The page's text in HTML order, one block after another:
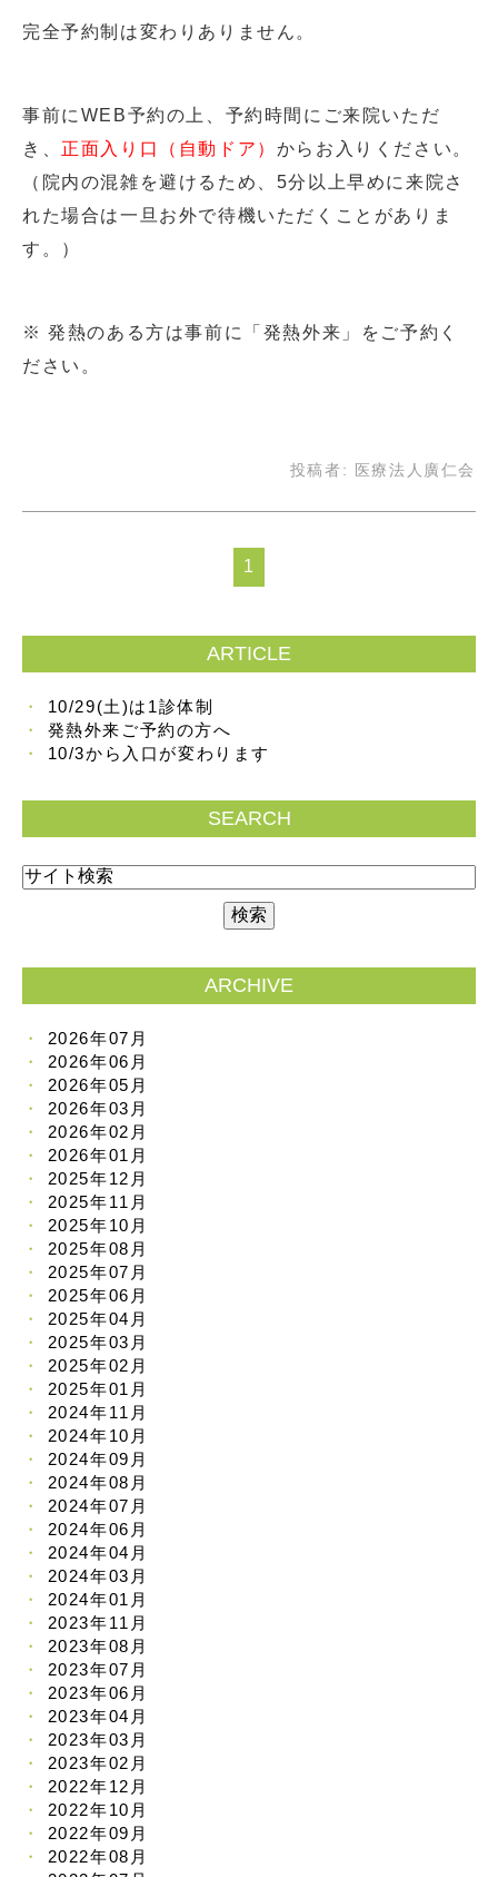
完全予約制は変わりありません。
事前にWEB予約の上、予約時間にご来院いただ
き、 正面入り口（自動ドア） からお入りください。
（院内の混雑を避けるため、5分以上早めに来院さ
れた場合は一旦お外で待機いただくことがありま
す。）
※ 発熱のある方は事前に「発熱外来」をご予約く
ださい。
投稿者: 医療法人廣仁会
1
ARTICLE
10/29(土)は1診体制
発熱外来ご予約の方へ
10/3から入口が変わります
SEARCH
ARCHIVE
2026年07月
2026年06月
2026年05月
2026年03月
2026年02月
2026年01月
2025年12月
2025年11月
2025年10月
2025年08月
2025年07月
2025年06月
2025年04月
2025年03月
2025年02月
2025年01月
2024年11月
2024年10月
2024年09月
2024年08月
2024年07月
2024年06月
2024年04月
2024年03月
2024年01月
2023年11月
2023年08月
2023年07月
2023年06月
2023年04月
2023年03月
2023年02月
2022年12月
2022年10月
2022年09月
2022年08月